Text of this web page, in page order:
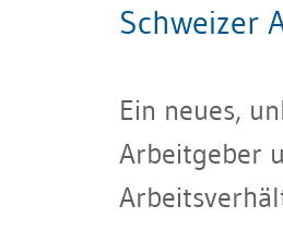
Schweizer
Ein neues,
Arbeitgeber